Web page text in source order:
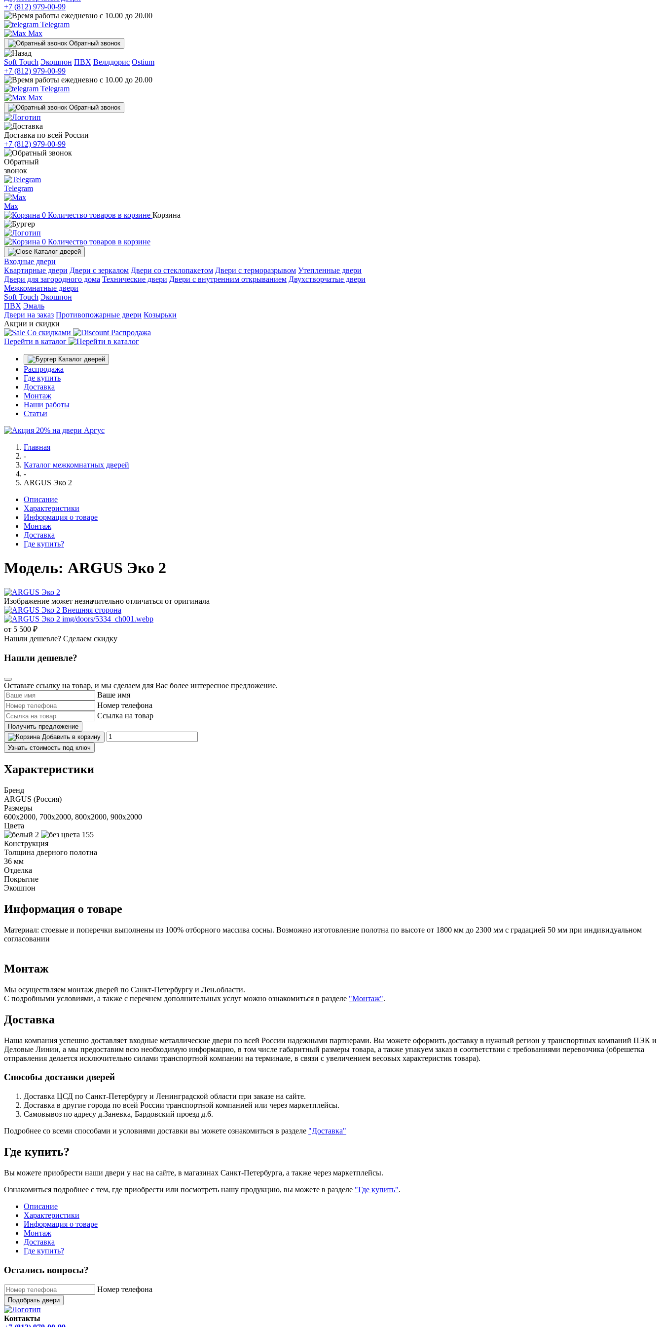
+7 (812) 979-00-99
ежедневно с 10.00 до 20.00
Telegram
Max
Обратный звонок
Soft Touch Экошпон ПВХ Веллдорис Ostium
+7 (812) 979-00-99
ежедневно с 10.00 до 20.00
Telegram
Max
Обратный звонок
Доставка по всей России
+7 (812) 979-00-99
Обратный
звонок
Telegram
Max
0 Количество товаров в корзине Корзина
0 Количество товаров в корзине
Каталог дверей
Входные двери
Квартирные двери Двери с зеркалом Двери со стеклопакетом Двери с терморазрывом Утепленные двери
Двери для загородного дома Технические двери Двери с внутренним открыванием Двухстворчатые двери
Межкомнатные двери
Soft Touch Экошпон
ПВХ Эмаль
Двери на заказ Противопожарные двери Козырьки
Акции и скидки
Со скидками
Распродажа
Перейти в каталог
Каталог дверей
Распродажа
Где купить
Доставка
Монтаж
Наши работы
Статьи
Главная
-
Каталог межкомнатных дверей
-
ARGUS Эко 2
Описание
Характеристики
Информация о товаре
Монтаж
Доставка
Где купить?
Модель: ARGUS Эко 2
Изображение может незначительно отличаться от оригинала
от 5 500 ₽
Нашли дешевле? Сделаем скидку
Нашли дешевле?
Оставьте ссылку на товар, и мы сделаем для Вас более интересное предложение.
Ваше имя
Номер телефона
Ссылка на товар
Получить предложение
Добавить в корзину
Узнать стоимость под ключ
Характеристики
Бренд
ARGUS (Россия)
Размеры
600x2000, 700x2000, 800x2000, 900x2000
Цвета
Конструкция
Толщина дверного полотна
36 мм
Отделка
Покрытие
Экошпон
Информация о товаре
Материал: стоевые и поперечки выполнены из 100% отборного массива сосны. Возможно изготовление полотна по высоте от 1800 мм до 2300 мм с градацией 50 мм при индивидуальном
согласовании
Монтаж
Мы осуществляем монтаж дверей по Санкт-Петербургу и Лен.области.
С подробными условиями, а также с перечнем дополнительных услуг можно ознакомиться в разделе "Монтаж".
Доставка
Наша компания успешно доставляет входные металлические двери по всей России надежными партнерами. Вы можете оформить доставку в нужный регион у транспортных компаний ПЭК и
Деловые Линии, а мы предоставим всю необходимую информацию, в том числе габаритный размеры товара, а также упакуем заказ в соответствии с требованиями перевозчика (обрешетка
отправления делается исключительно силами транспортной компании на терминале, в связи с увеличением весовых характеристик товара).
Способы доставки дверей
Доставка ЦСД по Санкт-Петербургу и Ленинградской области при заказе на сайте.
Доставка в другие города по всей России транспортной компанией или через маркетплейсы.
Самовывоз по адресу д.Заневка, Бардовский проезд д.6.
Подробнее со всеми способами и условиями доставки вы можете ознакомиться в разделе "Доставка"
Где купить?
Вы можете приобрести наши двери у нас на сайте, в магазинах Санкт-Петербурга, а также через маркетплейсы.
Ознакомиться подробнее с тем, где приобрести или посмотреть нашу продукцию, вы можете в разделе "Где купить".
Описание
Характеристики
Информация о товаре
Монтаж
Доставка
Где купить?
Остались вопросы?
Номер телефона
Подобрать двери
Контакты